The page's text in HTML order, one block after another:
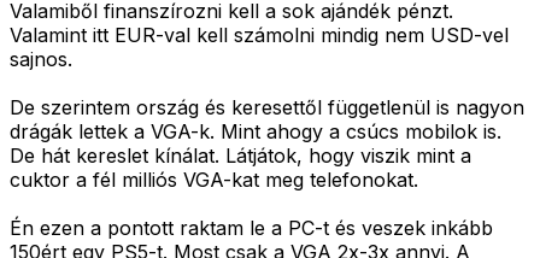
Valamiből finanszírozni kell a sok ajándék pénzt.
Valamint itt EUR-val kell számolni mindig nem USD-vel
sajnos.
De szerintem ország és keresettől függetlenül is nagyon
drágák lettek a VGA-k. Mint ahogy a csúcs mobilok is.
De hát kereslet kínálat. Látjátok, hogy viszik mint a
cuktor a fél milliós VGA-kat meg telefonokat.
Én ezen a pontott raktam le a PC-t és veszek inkább
150ért egy PS5-t. Most csak a VGA 2x-3x annyi. A